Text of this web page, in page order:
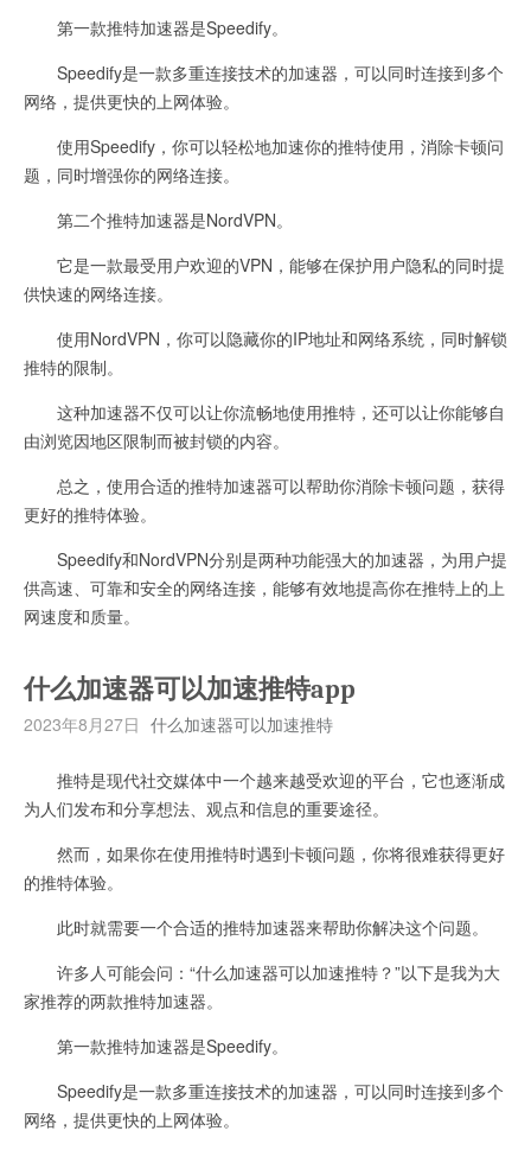
第一款推特加速器是Speedify。
Speedify是一款多重连接技术的加速器，可以同时连接到多个
网络，提供更快的上网体验。
使用Speedify，你可以轻松地加速你的推特使用，消除卡顿问
题，同时增强你的网络连接。
第二个推特加速器是NordVPN。
它是一款最受用户欢迎的VPN，能够在保护用户隐私的同时提
供快速的网络连接。
使用NordVPN，你可以隐藏你的IP地址和网络系统，同时解锁
推特的限制。
这种加速器不仅可以让你流畅地使用推特，还可以让你能够自
由浏览因地区限制而被封锁的内容。
总之，使用合适的推特加速器可以帮助你消除卡顿问题，获得
更好的推特体验。
Speedify和NordVPN分别是两种功能强大的加速器，为用户提
供高速、可靠和安全的网络连接，能够有效地提高你在推特上的上
网速度和质量。
什么加速器可以加速推特app
2023年8月27日 什么加速器可以加速推特
推特是现代社交媒体中一个越来越受欢迎的平台，它也逐渐成
为人们发布和分享想法、观点和信息的重要途径。
然而，如果你在使用推特时遇到卡顿问题，你将很难获得更好
的推特体验。
此时就需要一个合适的推特加速器来帮助你解决这个问题。
许多人可能会问：“什么加速器可以加速推特？”以下是我为大
家推荐的两款推特加速器。
第一款推特加速器是Speedify。
Speedify是一款多重连接技术的加速器，可以同时连接到多个
网络，提供更快的上网体验。